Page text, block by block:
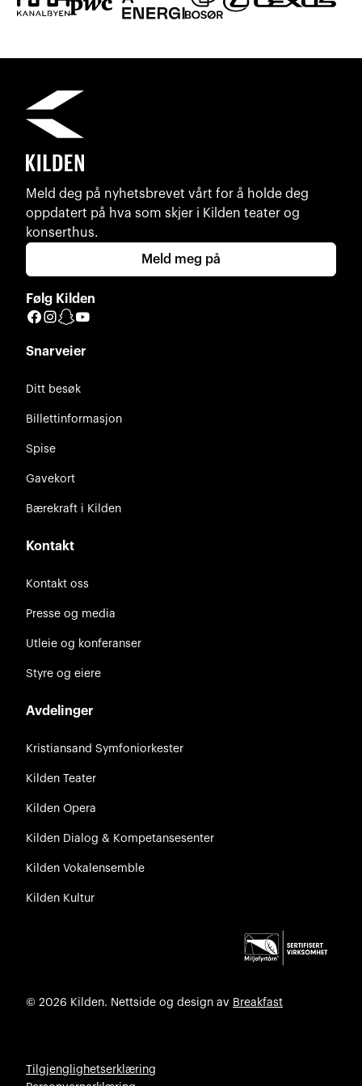
Meld deg på nyhetsbrevet vårt for å holde deg
oppdatert på hva som skjer i Kilden teater og
konserthus.
Meld meg på
Følg Kilden
Facebook
Instagram
Snapchat
Snarveier
Ditt besøk
Billettinformasjon
Spise
Gavekort
Bærekraft i Kilden
Kontakt
Kontakt oss
Presse og media
Utleie og konferanser
Styre og eiere
Avdelinger
Kristiansand Symfoniorkester
Kilden Teater
Kilden Opera
Kilden Dialog & Kompetansesenter
Kilden Vokalensemble
Kilden Kultur
© 2026 Kilden. Nettside og design av Breakfast
Tilgjenglighetserklæring